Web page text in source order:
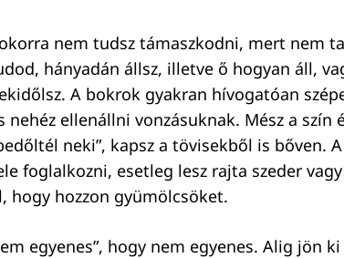
nem tudsz támaszkodni, mert nem
hányadán állsz, illetve ő hogyan áll,
A bokrok gyakran hívogatóan
nehéz ellenállni vonzásuknak. Mész a szín
neki”, kapsz a tövisekből is bőven.
foglalkozni, esetleg lesz rajta szeder
hogy hozzon gyümölcsöket.
egyenes”, hogy nem egyenes. Alig jön